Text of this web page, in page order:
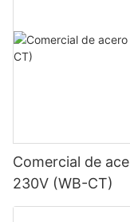
Comercial de
230V (WB-CT)